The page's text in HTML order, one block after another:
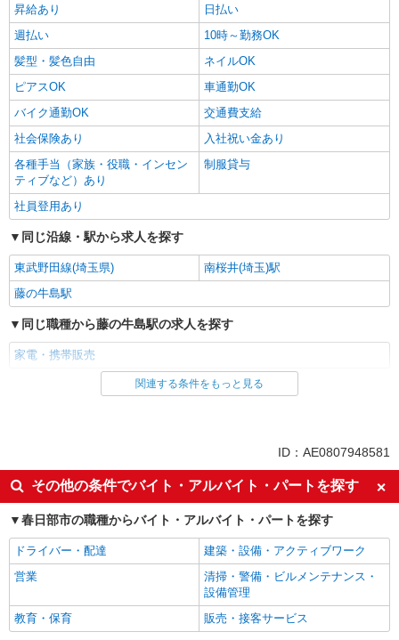
昇給あり
日払い
週払い
10時～勤務OK
髪型・髪色自由
ネイルOK
ピアスOK
車通勤OK
バイク通勤OK
交通費支給
社会保険あり
入社祝い金あり
各種手当（家族・役職・インセン
ティブなど）あり
制服貸与
社員登用あり
同じ沿線・駅から求人を探す
東武野田線(埼玉県)
南桜井(埼玉)駅
藤の牛島駅
同じ職種から藤の牛島駅の求人を探す
家電・携帯販売
同じ雇用形態から藤の牛島駅の求人を探す
即日勤務OK
履歴書不要
Web面接OK
未経験歓迎
ミドル（40代～）活躍中
英語が活かせる
語学力を活かせる（英語以外）
ボーナス・賞与あり
昇給あり
日払い
週払い
10時～勤務OK
髪型・髪色自由
ネイルOK
関連する条件をもっと見る
ID：AE0807948581
その他の条件でバイト・アルバイト・パートを探す
春日部市の職種からバイト・アルバイト・パートを探す
ドライバー・配達
建築・設備・アクティブワーク
営業
清掃・警備・ビルメンテナンス・
設備管理
教育・保育
販売・接客サービス